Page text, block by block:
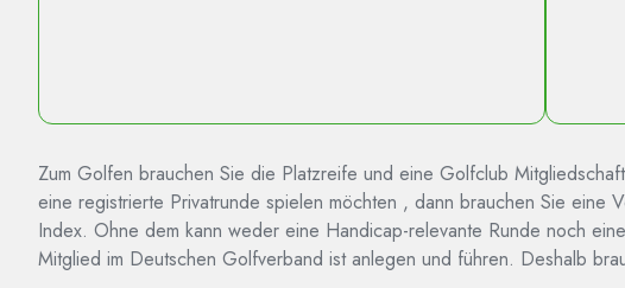
Zum Golfen brauchen Sie die Platzreife und eine Golfclub
eine registrierte Privatrunde spielen möchten , dann brauchen Sie eine
Index. Ohne dem kann weder eine Handicap-relevante Runde noch
Mitglied im Deutschen Golfverband ist anlegen und führen. Deshalb